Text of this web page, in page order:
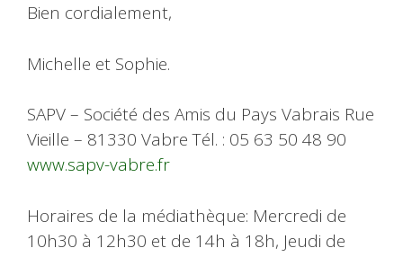
Bien cordialement,
Michelle et Sophie.
SAPV – Société des Amis du Pays Vabrais Rue
Vieille – 81330 Vabre Tél. : 05 63 50 48 90
www.sapv-vabre.fr
Horaires de la médiathèque: Mercredi de
10h30 à 12h30 et de 14h à 18h, Jeudi de